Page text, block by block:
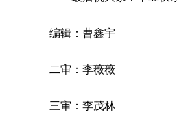
编辑：曹鑫宇
二审：李薇薇
三审：李茂林